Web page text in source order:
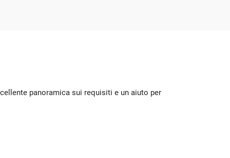
panoramica sui requisiti e un aiuto per